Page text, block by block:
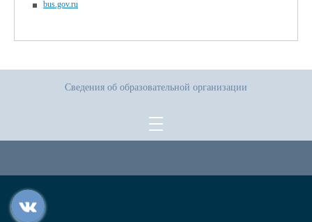
bus.gov.ru
Сведения об образовательной организации